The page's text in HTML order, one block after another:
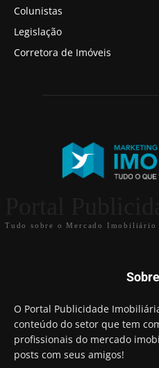
Colunistas
Legislação
Corretora de Imóveis
Tudo sobre o Mercado Imobiliário
O Portal Publicidade
conteúdo do setor que tem
profissionais do mercado
posts com seus amigos!